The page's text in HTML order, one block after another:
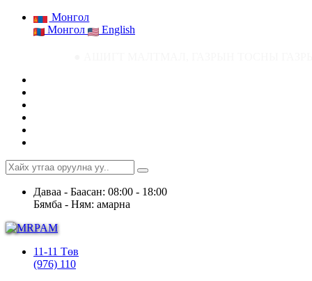
Монгол
Монгол
English
Даваа - Баасан: 08:00 - 18:00
Бямба - Ням: амарна
11-11 Төв
(976) 110